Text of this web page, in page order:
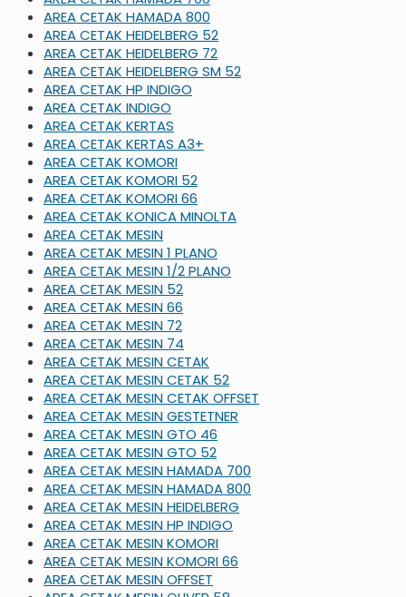
AREA CETAK HAMADA 800
AREA CETAK HEIDELBERG 52
AREA CETAK HEIDELBERG 72
AREA CETAK HEIDELBERG SM 52
AREA CETAK HP INDIGO
AREA CETAK INDIGO
AREA CETAK KERTAS
AREA CETAK KERTAS A3+
AREA CETAK KOMORI
AREA CETAK KOMORI 52
AREA CETAK KOMORI 66
AREA CETAK KONICA MINOLTA
AREA CETAK MESIN
AREA CETAK MESIN 1 PLANO
AREA CETAK MESIN 1/2 PLANO
AREA CETAK MESIN 52
AREA CETAK MESIN 66
AREA CETAK MESIN 72
AREA CETAK MESIN 74
AREA CETAK MESIN CETAK
AREA CETAK MESIN CETAK 52
AREA CETAK MESIN CETAK OFFSET
AREA CETAK MESIN GESTETNER
AREA CETAK MESIN GTO 46
AREA CETAK MESIN GTO 52
AREA CETAK MESIN HAMADA 700
AREA CETAK MESIN HAMADA 800
AREA CETAK MESIN HEIDELBERG
AREA CETAK MESIN HP INDIGO
AREA CETAK MESIN KOMORI
AREA CETAK MESIN KOMORI 66
AREA CETAK MESIN OFFSET